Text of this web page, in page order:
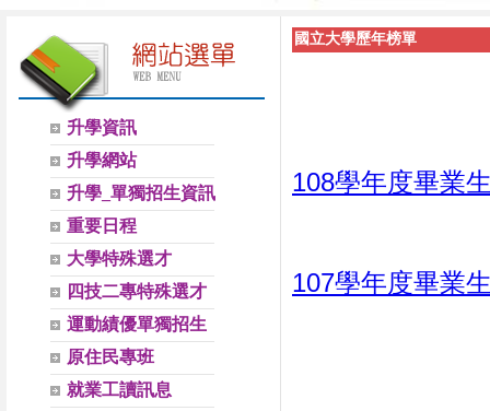
升學資訊
升學網站
升學_單獨招生資訊
重要日程
大學特殊選才
四技二專特殊選才
運動績優單獨招生
原住民專班
就業工讀訊息
國立大學歷年榜單
108學年度畢業
107學年度畢業